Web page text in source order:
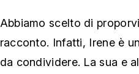
Abbiamo scelto di
racconto. Infatti, Irene è
da condividere. La sua e